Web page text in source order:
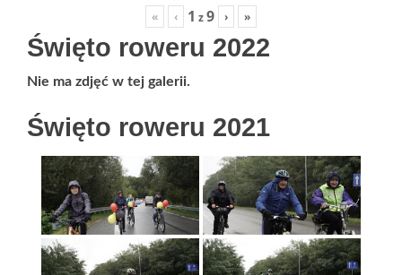
« ‹ 1 z9 › »
Święto roweru 2022
Nie ma zdjęć w tej galerii.
Święto roweru 2021